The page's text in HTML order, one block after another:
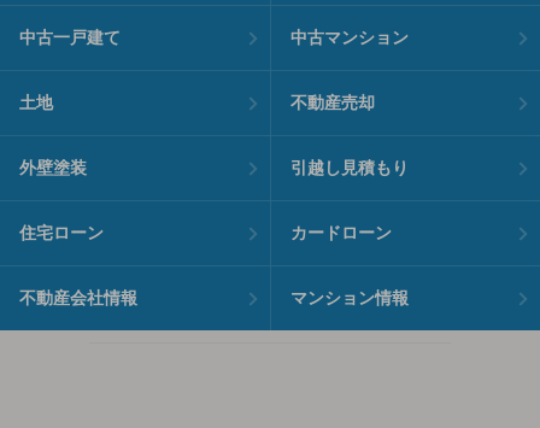
中古一戸建て 中古マンション
土地 不動産売却
外壁塗装 引越し見積もり
住宅ローン カードローン
不動産会社情報 マンション情報